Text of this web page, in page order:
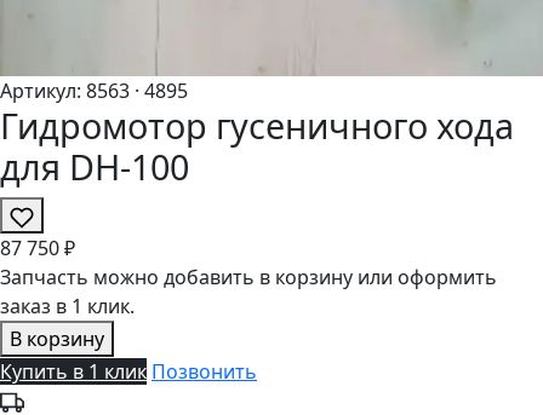
Артикул: 8563 · 4895
Гидромотор гусеничного хода
для DH-100
87750 ₽
Запчасть можно добавить в корзину или оформить
заказ в 1 клик.
В корзину
Купить в 1 клик Позвонить